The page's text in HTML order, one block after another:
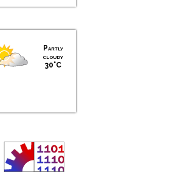
Partly
cloudy
30°C